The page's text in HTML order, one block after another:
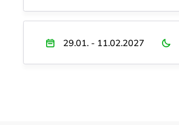
29.01. - 11.02.2027